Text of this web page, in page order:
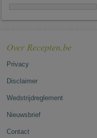
Over Recepten.be
Privacy
Disclaimer
Wedstrijdreglement
Nieuwsbrief
Contact